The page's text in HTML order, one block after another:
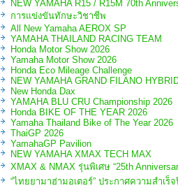
NEW YAMAHA R15 / R15M 70th
การแข่งขันทักษะวิชาชีพ
All New Yamaha AEROX SP
YAMAHA THAILAND RACING TEAM
Honda Motor Show 2026
Yamaha Motor Show 2026
Honda Eco Mileage Challenge
NEW YAMAHA GRAND FILANO
New Honda Dax
YAMAHA BLU CRU Championship 2026
Honda BIKE OF THE YEAR 2026
Yamaha Thailand Bike of The Year 2026
ThaiGP 2026
YamahaGP Pavilion
NEW YAMAHA XMAX TECH MAX
XMAX & NMAX รุ่นพิเศษ “25th
“ไทยยามาฮ่ามอเตอร์” ประกาศความสำเร็จ